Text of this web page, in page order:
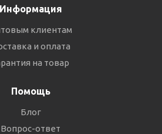
Информация
клиентам
и оплата
на товар
Помощь
Блог
Вопрос-ответ